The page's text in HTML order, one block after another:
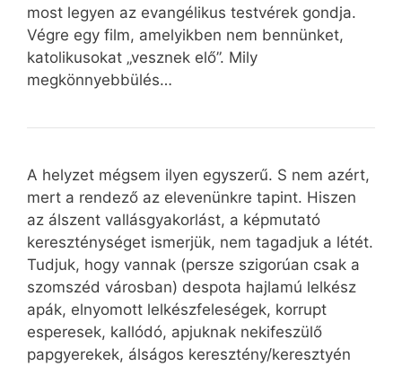
most legyen az evangélikus testvérek gondja.
Végre egy film, amelyikben nem bennünket,
katolikusokat „vesznek elő”. Mily
megkönnyebbülés…
A helyzet mégsem ilyen egyszerű. S nem azért,
mert a rendező az elevenünkre tapint. Hiszen
az álszent vallásgyakorlást, a képmutató
kereszténységet ismerjük, nem tagadjuk a létét.
Tudjuk, hogy vannak (persze szigorúan csak a
szomszéd városban) despota hajlamú lelkész
apák, elnyomott lelkészfeleségek, korrupt
esperesek, kallódó, apjuknak nekifeszülő
papgyerekek, álságos keresztény/keresztyén